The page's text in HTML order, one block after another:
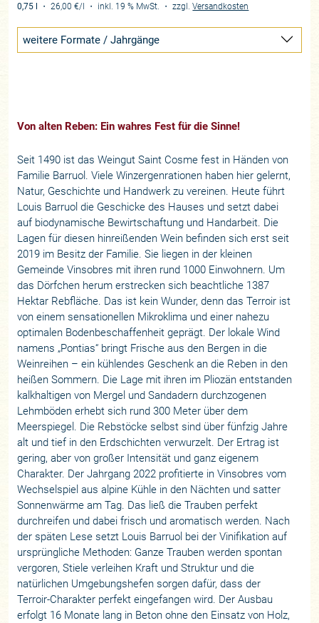
0,75 l
・26,00 €/l ・ inkl. 19 % MwSt. ・zzgl.Versandkosten
weitere Formate / Jahrgänge
Von alten Reben: Ein wahres Fest für die Sinne!
Seit 1490 ist das Weingut Saint Cosme fest in Händen von
Familie Barruol. Viele Winzergenrationen haben hier gelernt,
Natur, Geschichte und Handwerk zu vereinen. Heute führt
Louis Barruol die Geschicke des Hauses und setzt dabei
auf biodynamische Bewirtschaftung und Handarbeit. Die
Lagen für diesen hinreißenden Wein befinden sich erst seit
2019 im Besitz der Familie. Sie liegen in der kleinen
Gemeinde Vinsobres mit ihren rund 1000 Einwohnern. Um
das Dörfchen herum erstrecken sich beachtliche 1387
Hektar Rebfläche. Das ist kein Wunder, denn das Terroir ist
von einem sensationellen Mikroklima und einer nahezu
optimalen Bodenbeschaffenheit geprägt. Der lokale Wind
namens „Pontias“ bringt Frische aus den Bergen in die
Weinreihen – ein kühlendes Geschenk an die Reben in den
heißen Sommern. Die Lage mit ihren im Pliozän entstanden
kalkhaltigen von Mergel und Sandadern durchzogenen
Lehmböden erhebt sich rund 300 Meter über dem
Meerspiegel. Die Rebstöcke selbst sind über fünfzig Jahre
alt und tief in den Erdschichten verwurzelt. Der Ertrag ist
gering, aber von großer Intensität und ganz eigenem
Charakter. Der Jahrgang 2022 profitierte in Vinsobres vom
Wechselspiel aus alpine Kühle in den Nächten und satter
Sonnenwärme am Tag. Das ließ die Trauben perfekt
durchreifen und dabei frisch und aromatisch werden. Nach
der späten Lese setzt Louis Barruol bei der Vinifikation auf
ursprüngliche Methoden: Ganze Trauben werden spontan
vergoren, Stiele verleihen Kraft und Struktur und die
natürlichen Umgebungshefen sorgen dafür, dass der
Terroir-Charakter perfekt eingefangen wird. Der Ausbau
erfolgt 16 Monate lang in Beton ohne den Einsatz von Holz,